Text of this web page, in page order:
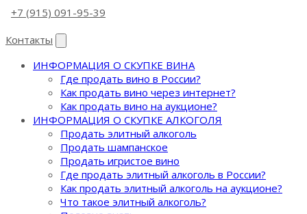
+7 (915) 091-95-39
Контакты
ИНФОРМАЦИЯ О СКУПКЕ ВИНА
Где продать вино в России?
Как продать вино через интернет?
Как продать вино на аукционе?
ИНФОРМАЦИЯ О СКУПКЕ АЛКОГОЛЯ
Продать элитный алкоголь
Продать шампанское
Продать игристое вино
Где продать элитный алкоголь в России?
Как продать элитный алкоголь на аукционе?
Что такое элитный алкоголь?